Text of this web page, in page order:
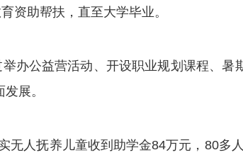
资助帮扶，直至大学毕业。
公益营活动、开设职业规划课程、暑
展。
人抚养儿童收到助学金84万元，80多人